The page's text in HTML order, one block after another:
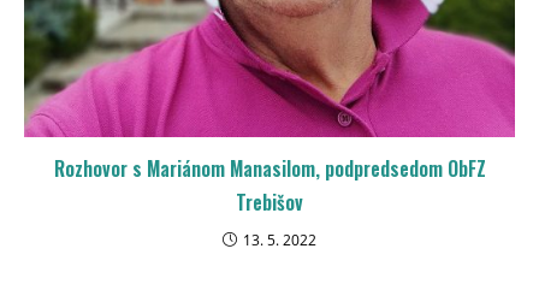
Rozhovor s Mariánom Manasilom, podpredsedom ObFZ
Trebišov
13. 5. 2022